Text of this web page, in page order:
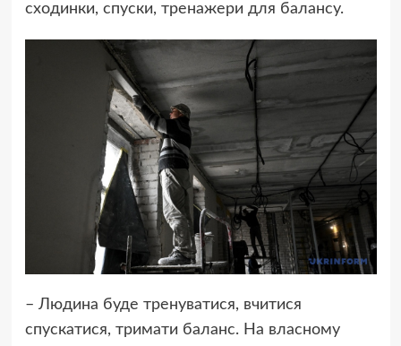
сходинки, спуски, тренажери для балансу.
– Людина буде тренуватися, вчитися
спускатися, тримати баланс. На власному